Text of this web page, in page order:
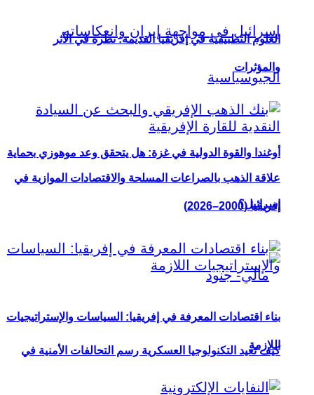
أوغندا والقوة الدولية في غزة: هل يتحقق وعد موهوزي بحماية
إسرائيل؟
كيف تعيد التكنولوجيا العسكرية رسم التحالفات الأمنية في
العلوم التطبيقية في إفريقيا القديمة: نظرة في الأثر
والمؤثرات
علاقة الذهب بالصراعات المسلحة والاقتصادات الموازية في
إفريقيا (2000–2026)
بناء اقتصادات المعرفة في إفريقيا: السياسات والإستراتيجيات
اللازمة